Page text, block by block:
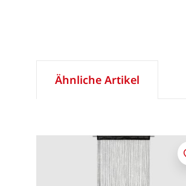
Ähnliche Artikel